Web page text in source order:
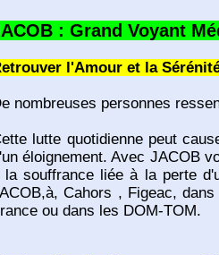
: Grand Voyant
l'Amour et la
nombreuses personnes
lutte quotidienne peut
éloignement. Avec JACOB
la souffrance liée à la perte
Cahors , Figeac,
ou dans les DOM-TOM.